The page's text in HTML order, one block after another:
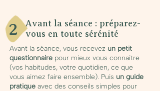
2
Avant la séance : préparez-
vous en toute sérénité
Avant la séance, vous recevez un petit
questionnaire pour mieux vous connaître
(vos habitudes, votre quotidien, ce que
vous aimez faire ensemble). Puis un guide
pratique avec des conseils simples pour